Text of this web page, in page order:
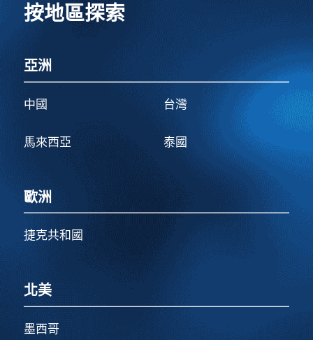
按地區探索
亞洲
中國 台灣
馬來西亞 泰國
歐洲
捷克共和國
北美
墨西哥